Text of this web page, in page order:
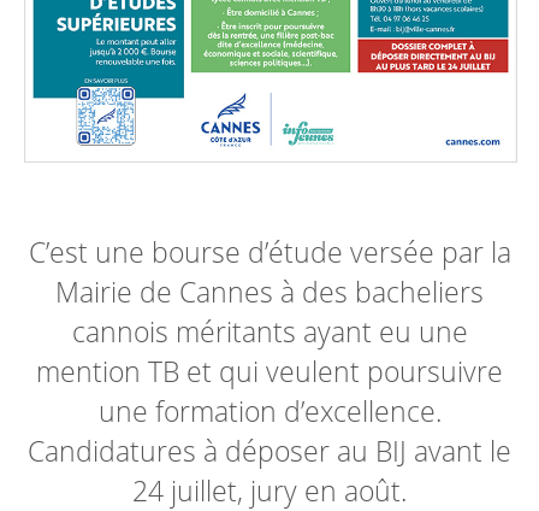
C’est une bourse d’étude versée par la
Mairie de Cannes à des bacheliers
cannois méritants ayant eu une
mention TB et qui veulent poursuivre
une formation d’excellence.
Candidatures à déposer au BIJ avant le
24 juillet, jury en août.